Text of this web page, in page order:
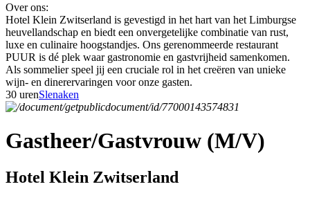
Over ons:
Hotel Klein Zwitserland is gevestigd in het hart van het Limburgse
heuvellandschap en biedt een onvergetelijke combinatie van rust,
luxe en culinaire hoogstandjes. Ons gerenommeerde restaurant
PUUR is dé plek waar gastronomie en gastvrijheid samenkomen.
Als sommelier speel jij een cruciale rol in het creëren van unieke
wijn- en dinerervaringen voor onze gasten.
30 urenSlenaken
Gastheer/Gastvrouw (M/V)
Hotel Klein Zwitserland